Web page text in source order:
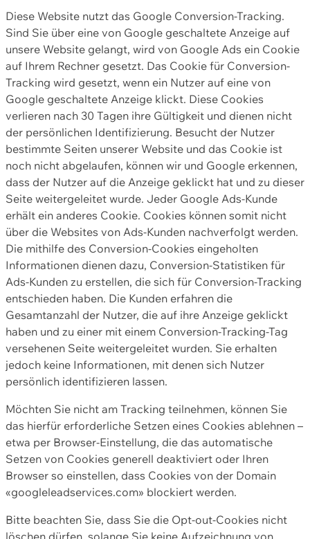
Diese Website nutzt das Google Conversion-Tracking.
Sind Sie über eine von Google geschaltete Anzeige auf
unsere Website gelangt, wird von Google Ads ein Cookie
auf Ihrem Rechner gesetzt. Das Cookie für Conversion-
Tracking wird gesetzt, wenn ein Nutzer auf eine von
Google geschaltete Anzeige klickt. Diese Cookies
verlieren nach 30 Tagen ihre Gültigkeit und dienen nicht
der persönlichen Identifizierung. Besucht der Nutzer
bestimmte Seiten unserer Website und das Cookie ist
noch nicht abgelaufen, können wir und Google erkennen,
dass der Nutzer auf die Anzeige geklickt hat und zu dieser
Seite weitergeleitet wurde. Jeder Google Ads-Kunde
erhält ein anderes Cookie. Cookies können somit nicht
über die Websites von Ads-Kunden nachverfolgt werden.
Die mithilfe des Conversion-Cookies eingeholten
Informationen dienen dazu, Conversion-Statistiken für
Ads-Kunden zu erstellen, die sich für Conversion-Tracking
entschieden haben. Die Kunden erfahren die
Gesamtanzahl der Nutzer, die auf ihre Anzeige geklickt
haben und zu einer mit einem Conversion-Tracking-Tag
versehenen Seite weitergeleitet wurden. Sie erhalten
jedoch keine Informationen, mit denen sich Nutzer
persönlich identifizieren lassen.
Möchten Sie nicht am Tracking teilnehmen, können Sie
das hierfür erforderliche Setzen eines Cookies ablehnen –
etwa per Browser-Einstellung, die das automatische
Setzen von Cookies generell deaktiviert oder Ihren
Browser so einstellen, dass Cookies von der Domain
«googleleadservices.com» blockiert werden.
Bitte beachten Sie, dass Sie die Opt-out-Cookies nicht